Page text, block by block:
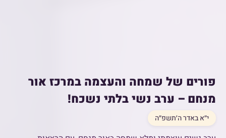
פורים של שמחה והעצמה במרכז אור
מנחם – ערב נשי בלתי נשכח!
י״א באדר ה׳תשפ״ה